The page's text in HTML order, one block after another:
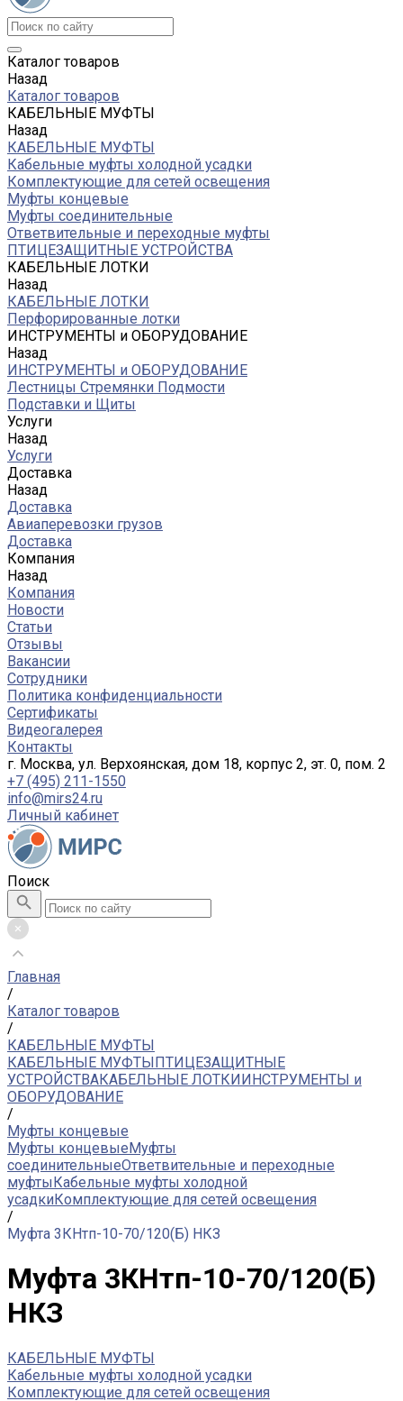
Каталог товаров
Назад
Каталог товаров
КАБЕЛЬНЫЕ МУФТЫ
Назад
КАБЕЛЬНЫЕ МУФТЫ
Кабельные муфты холодной усадки
Комплектующие для сетей освещения
Муфты концевые
Муфты соединительные
Ответвительные и переходные муфты
ПТИЦЕЗАЩИТНЫЕ УСТРОЙСТВА
КАБЕЛЬНЫЕ ЛОТКИ
Назад
КАБЕЛЬНЫЕ ЛОТКИ
Перфорированные лотки
ИНСТРУМЕНТЫ и ОБОРУДОВАНИЕ
Назад
ИНСТРУМЕНТЫ и ОБОРУДОВАНИЕ
Лестницы Стремянки Подмости
Подставки и Щиты
Услуги
Назад
Услуги
Доставка
Назад
Доставка
Авиаперевозки грузов
Доставка
Компания
Назад
Компания
Новости
Статьи
Отзывы
Вакансии
Сотрудники
Политика конфиденциальности
Сертификаты
Видеогалерея
Контакты
г. Москва, ул. Верхоянская, дом 18, корпус 2, эт. 0, пом. 2
+7 (495) 211-1550
info@mirs24.ru
Личный кабинет
Поиск
Главная
/
Каталог товаров
/
КАБЕЛЬНЫЕ МУФТЫ
КАБЕЛЬНЫЕ МУФТЫПТИЦЕЗАЩИТНЫЕ
УСТРОЙСТВАКАБЕЛЬНЫЕ ЛОТКИИНСТРУМЕНТЫ и
ОБОРУДОВАНИЕ
/
Муфты концевые
Муфты концевыеМуфты
соединительныеОтветвительные и переходные
муфтыКабельные муфты холодной
усадкиКомплектующие для сетей освещения
/
Муфта 3КНтп-10-70/120(Б) НКЗ
Муфта 3КНтп-10-70/120(Б)
НКЗ
КАБЕЛЬНЫЕ МУФТЫ
Кабельные муфты холодной усадки
Комплектующие для сетей освещения